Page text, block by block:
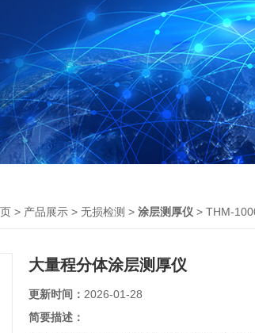
> 产品展示 > 无损检测 > 涂层测厚仪 > THM-
大量程分体涂层测厚仪
更新时间： 2026-01-28
简要描述：